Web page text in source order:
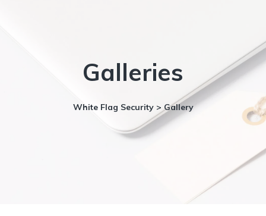
Galleries
White Flag Security> Gallery